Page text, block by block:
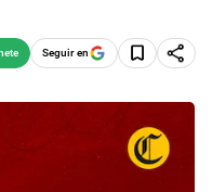
Seguir en